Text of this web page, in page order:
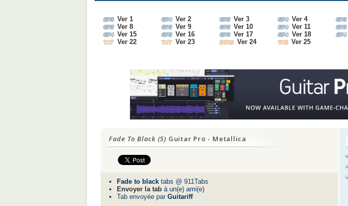
Ver 1 Ver 2 Ver 3 Ver 4
Ver 8
Ver 9 Ver 10 Ver 11
Ver 15
Ver 16 Ver 17 Ver 18
Ver 22
Ver 23 Ver 24 Ver 25
Fade To Black (5) Guitar Pro - Metallica
Fade to black tabs @ 911Tabs
Envoyer la tab à un(e) ami(e)
Tab envoyée par Guitariff